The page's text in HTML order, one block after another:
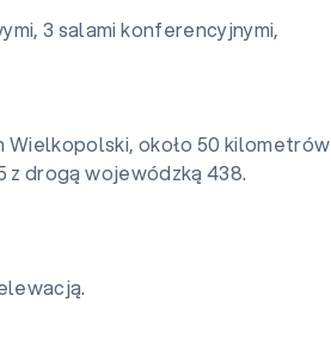
3 salami konferencyjnymi,
Wielkopolski, około 50 kilometrów
z drogą wojewódzką 438.